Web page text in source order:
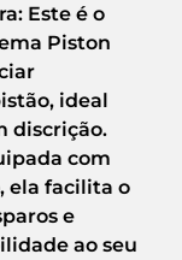
Este é o
Piston
ideal
discrição.
com
, ela facilita o
e
ao seu